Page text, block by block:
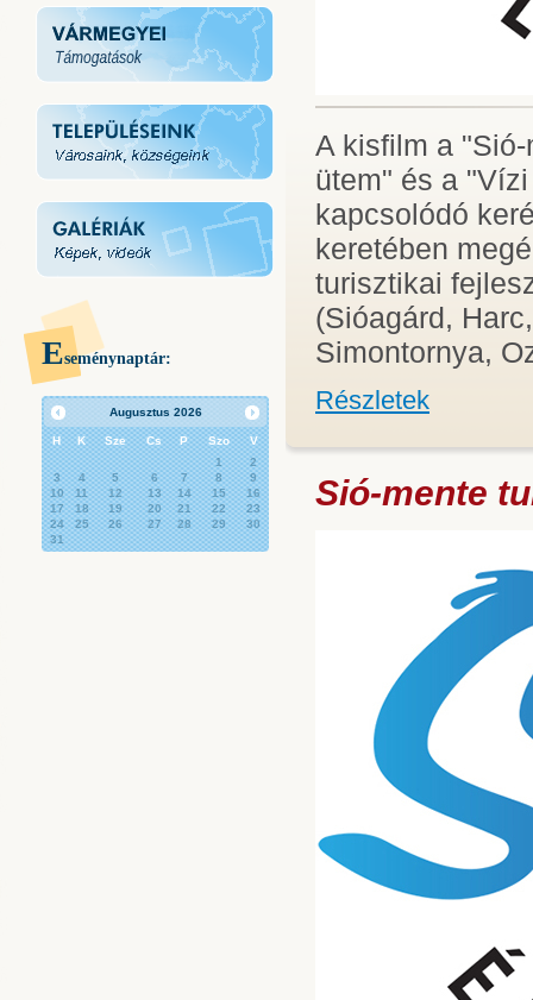
Eseménynaptár:
Augusztus 2026
H K Sze Cs P Szo
V
1
2
3
4 5 6 7 8
9
10
11 12 13 14 15
16
17
18 19 20 21 22
23
24
25 26 27 28 29
30
31
A kisfilm a
ütem" és a
kapcsolódó
keretében
turisztikai
(Sióagárd,
Simontornya,
Részletek
Sió-mente